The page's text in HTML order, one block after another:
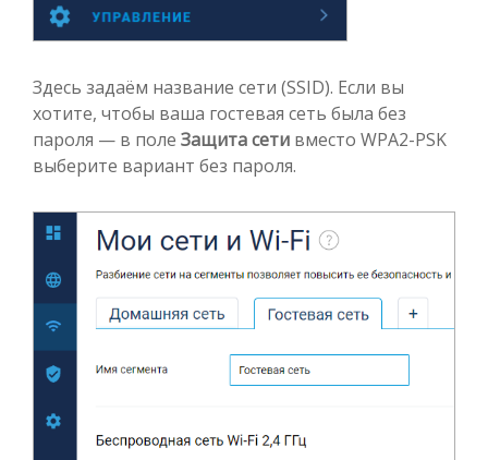
Здесь задаём название сети (SSID). Если вы
хотите, чтобы ваша гостевая сеть была без
пароля — в поле Защита сети вместо WPA2-PSK
выберите вариант без пароля.